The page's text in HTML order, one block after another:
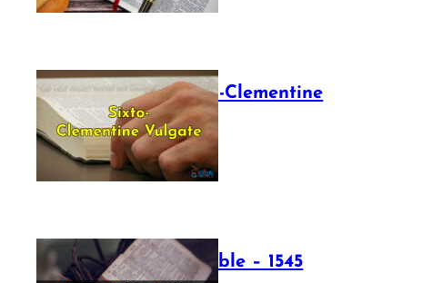
The Sixto-Clementine
Vulgate
July 12, 2025
Luther Bible – 1545